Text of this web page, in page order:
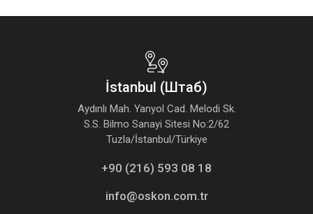
İstanbul (Штаб)
Aydınlı Mah. Yanyol Cad. Melodi Sk.
S.S. Bilmo Sanayi Sitesi No:2/62
Tuzla/İstanbul/Türkiye
+90 (216) 593 08 18
info@oskon.com.tr